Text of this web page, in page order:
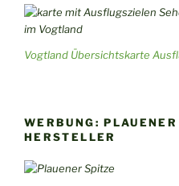
Vogtland Übersichtskarte
WERBUNG:
HERSTELLER